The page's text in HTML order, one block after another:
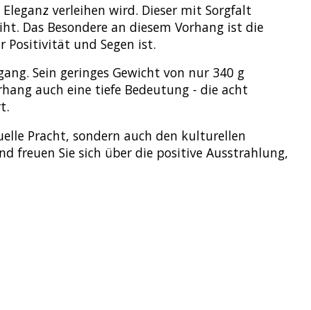
verleihen wird. Dieser mit Sorgfalt
Das Besondere an diesem Vorhang ist die
Positivität und Segen ist.
Sein geringes Gewicht von nur 340 g
auch eine tiefe Bedeutung - die acht
Pracht, sondern auch den kulturellen
freuen Sie sich über die positive Ausstrahlung,